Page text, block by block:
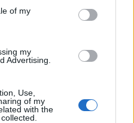
of my
my
Advertising.
Use,
of my
with the
hogy Magyarország